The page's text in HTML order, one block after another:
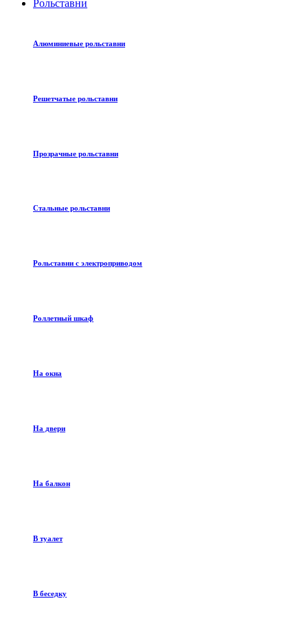
Рольставни
Алюминиевые рольставни
Решетчатые рольставни
Прозрачные рольставни
Стальные рольставни
Рольставни с электроприводом
Роллетный шкаф
На окна
На двери
На балкон
В туалет
В беседку